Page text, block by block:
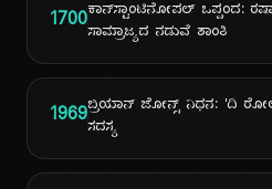
1700ಕಾನ್‌ಸ್ಟಾಂಟಿನೋಪಲ್ ಒಪ್ಪಂದ:
ಸಾಮ್ರಾಜ್ಯದ ನಡುವೆ ಶಾಂತಿ
1969ಬ್ರಿಯಾನ್ ಜೋನ್ಸ್ ನಿಧನ: 'ದಿ
ಸದಸ್ಯ